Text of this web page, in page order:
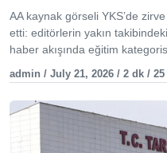
AA kaynak görseli YKS’de
etti: editörlerin yakın
haber akışında eğitim
admin / July 21, 2026 / 2 dk /